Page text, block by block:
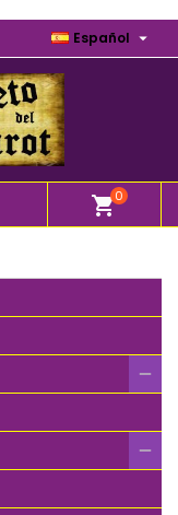
Español 
shopping_cart0